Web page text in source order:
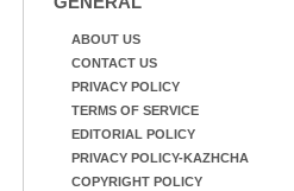
ABOUT US
CONTACT US
PRIVACY POLICY
TERMS OF SERVICE
EDITORIAL POLICY
PRIVACY POLICY-KAZHCHA
COPYRIGHT POLICY